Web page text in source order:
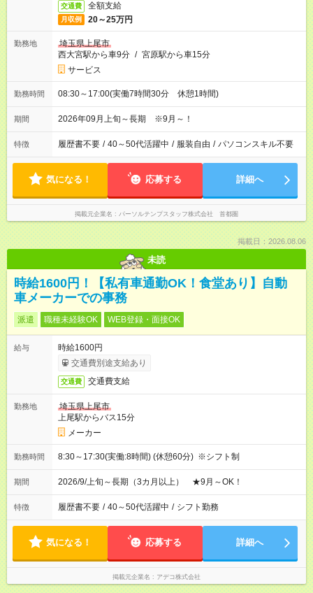
交通費 全額支給
月収例 20～25万円
勤務地
埼玉県上尾市
西大宮駅から車9分 / 宮原駅から車15分
サービス
勤務時間 08:30～17:00(実働7時間30分 休憩1時間)
期間 2026年09月上旬～長期 ※9月～！
特徴 履歴書不要 / 40～50代活躍中 / 服装自由 / パソコンスキル不要
気になる！ 応募する 詳細へ
掲載元企業名 パーソルテンプスタッフ株式会社 首都圏
掲載日：2026.08.06
未読
時給1600円！【私有車通勤OK！食堂あり】自動
車メーカーでの事務
派遣 職種未経験OK WEB登録・面接OK
給与
時給1600円
交通費別途支給あり
交通費 交通費支給
勤務地
埼玉県上尾市
上尾駅からバス15分
メーカー
勤務時間 8:30～17:30(実働:8時間) (休憩60分) ※シフト制
期間 2026/9/上旬～長期（3カ月以上） ★9月～OK！
特徴 履歴書不要 / 40～50代活躍中 / シフト勤務
気になる！ 応募する 詳細へ
掲載元企業名 アデコ株式会社